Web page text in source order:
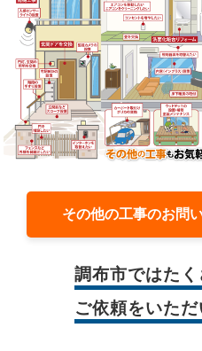
その他の工事のお
調布市ではた
ご依頼をいただ